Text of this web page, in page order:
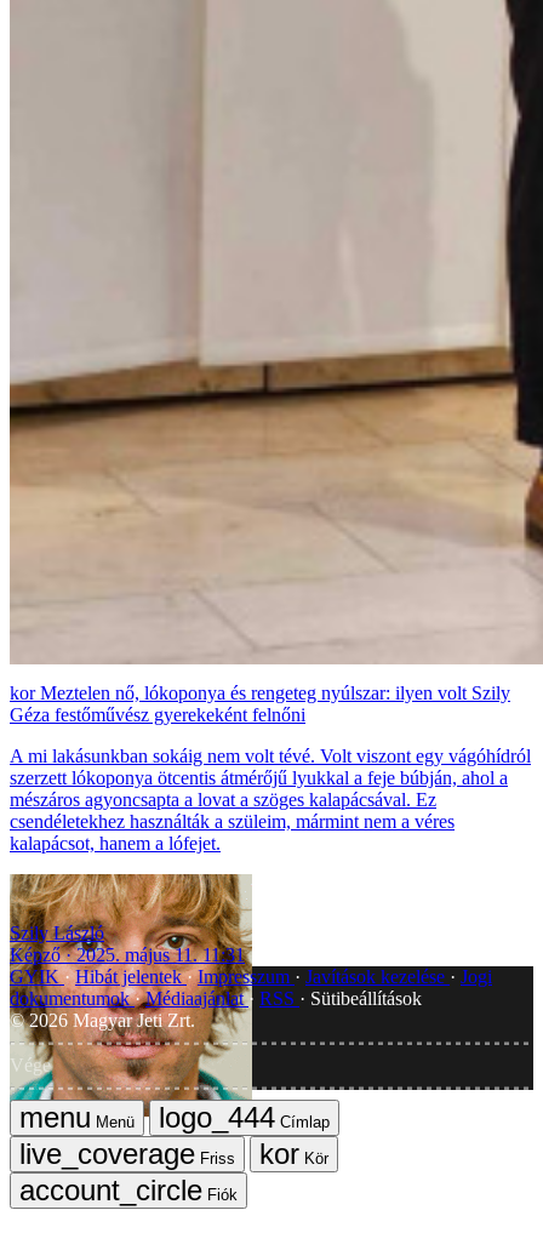
Meztelen nő, lókoponya és rengeteg nyúlszar: ilyen volt Szily
Géza festőművész gyerekeként felnőni
A mi lakásunkban sokáig nem volt tévé. Volt viszont egy vágóhídról
szerzett lókoponya ötcentis átmérőjű lyukkal a feje búbján, ahol a
mészáros agyoncsapta a lovat a szöges kalapácsával. Ez
csendéletekhez használták a szüleim, mármint nem a véres
kalapácsot, hanem a lófejet.
Szily László
Képző
2025. május 11. 11:31
GYIK Hibát jelentek Impresszum Javítások kezelése
Jogi
dokumentumok Médiaajánlat RSS
Sütibeállítások
©2026Magyar Jeti Zrt.
Vége
Menü
Címlap
Friss
Kör
Fiók